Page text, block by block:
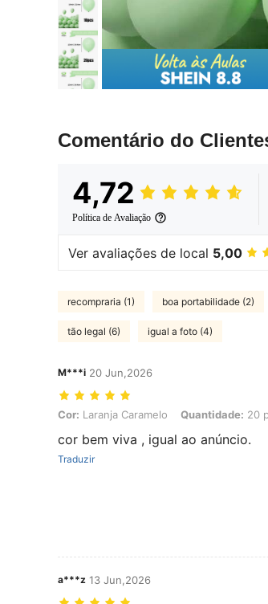
Comentário do
4,72
Política de Avaliação
Ver avaliações de local 5,00
recompraria (1) boa portabilidade (2)
tão legal (6) igual a foto (4)
M***i 20 Jun,2026
Cor: Laranja Caramelo, Quantidade: 20 peças/
Cor: Laranja Caramelo Quantidade: 20
cor bem viva , igual ao anúncio.
Traduzir
a***z 13 Jun,2026